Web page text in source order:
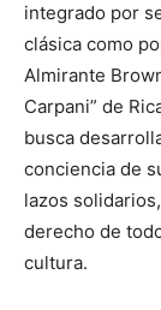
integrado por
clásica como
Almirante
Carpani” de
busca
conciencia de
lazos
derecho de
cultura.